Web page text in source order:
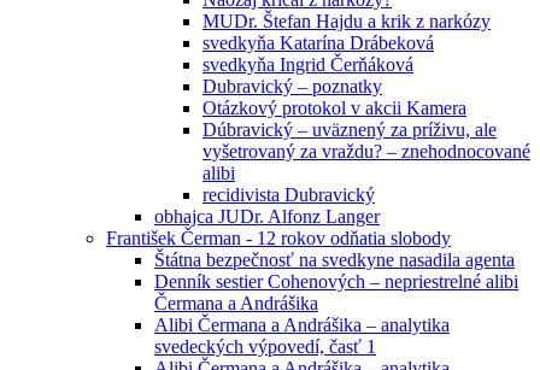
MUDr. Štefan Hajdu a krik z narkózy
svedkyňa Katarína Drábeková
svedkyňa Ingrid Čerňáková
Dubravický – poznatky
Otázkový protokol v akcii Kamera
Dúbravický – uväznený za príživu, ale
vyšetrovaný za vraždu? – znehodnocované
alibi
recidivista Dubravický
obhajca JUDr. Alfonz Langer
František Čerman - 12 rokov odňatia slobody
Štátna bezpečnosť na svedkyne nasadila agenta
Denník sestier Cohenových – nepriestrelné alibi
Čermana a Andrášika
Alibi Čermana a Andrášika – analytika
svedeckých výpovedí, časť 1